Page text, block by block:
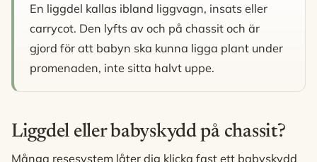
En liggdel kallas ibland liggvagn, insats eller
carrycot. Den lyfts av och på chassit och är
gjord för att babyn ska kunna ligga plant under
promenaden, inte sitta halvt uppe.
Liggdel eller babyskydd på chassit?
Många resesystem låter dig klicka fast ett babyskydd